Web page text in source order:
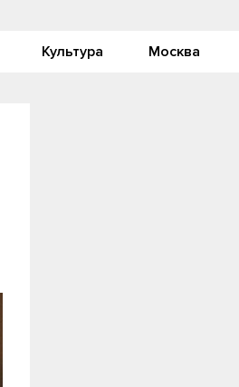
Культура Москва